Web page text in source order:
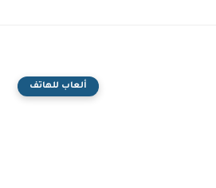
ألعاب للهاتف